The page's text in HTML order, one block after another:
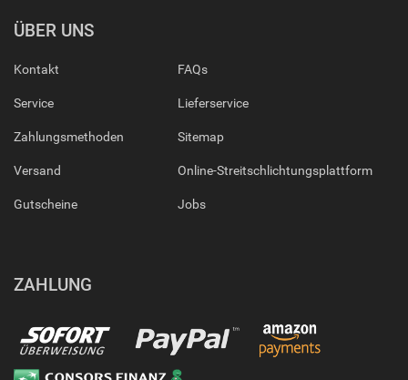
ÜBER UNS
Kontakt
Service
Zahlungsmethoden
Versand
Gutscheine
FAQs
Lieferservice
Sitemap
Online-Streitschlichtungsplattform
Jobs
ZAHLUNG